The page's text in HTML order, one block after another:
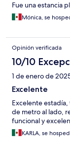
Fue una estancia
Mónica, se
Opinión verificada
10/10
1 de enero de
Excelente
Excelente
de metro al lado,
funcional y
KARLA, se